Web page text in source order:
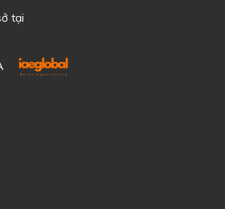
tại